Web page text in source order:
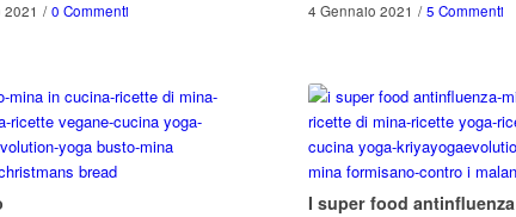
/ 0 Commenti 4 Gennaio 2021 / 5 Commenti
I super food antinfluenza